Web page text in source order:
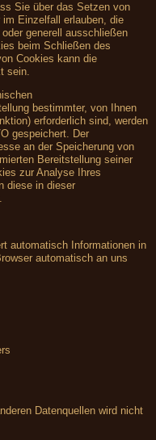
Sie über das Setzen von
Einzelfall erlauben, die
generell ausschließen
beim Schließen des
Cookies kann die
sein.
bestimmter, von Ihnen
erforderlich sind, werden
gespeichert. Der
an der Speicherung von
Bereitstellung seiner
zur Analyse Ihres
diese in dieser
automatisch Informationen in
automatisch an uns
Datenquellen wird nicht